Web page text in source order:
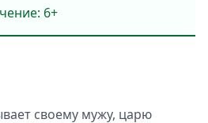
6+
своему мужу, царю